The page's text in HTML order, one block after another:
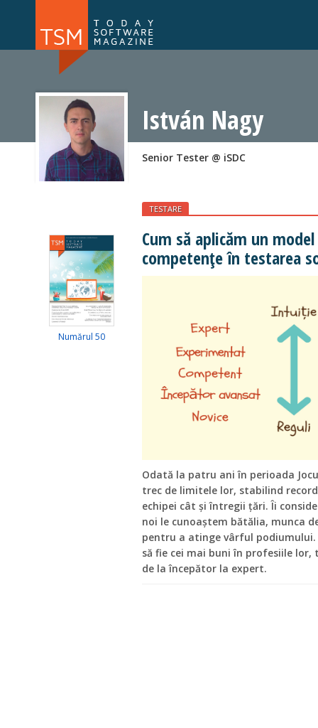
NOU
István Nagy
Senior Tester @ iSDC
Numărul 50
TESTARE
Cum să aplicăm un
competențe în testarea
Odată la patru ani în perioada
trec de limitele lor, stabilind
echipei cât și întregii țări. Îi
noi le cunoaștem bătălia, munca
pentru a atinge vârful
să fie cei mai buni în profesiile
de la începător la expert.